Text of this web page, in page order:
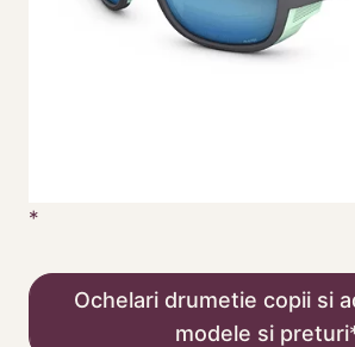
Ochelari drumetie copii si
modele si preturi